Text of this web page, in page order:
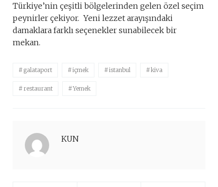
Türkiye’nin çeşitli bölgelerinden gelen özel seçim
peynirler çekiyor. Yeni lezzet arayışındaki
damaklara farklı seçenekler sunabilecek bir
mekan.
galataport içmek istanbul kiva
restaurant Yemek
KUN